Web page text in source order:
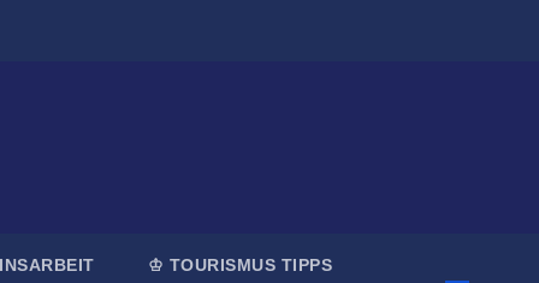
♔ TOURISMUS TIPPS